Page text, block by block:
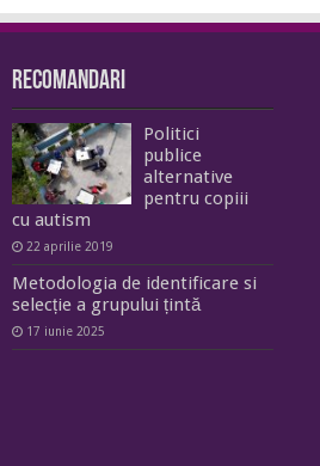
Recomandari
Politici
publice
alternative
pentru copiii
cu autism
22 aprilie 2019
Metodologia de identificare si
selecție a grupului țintă
17 iunie 2025